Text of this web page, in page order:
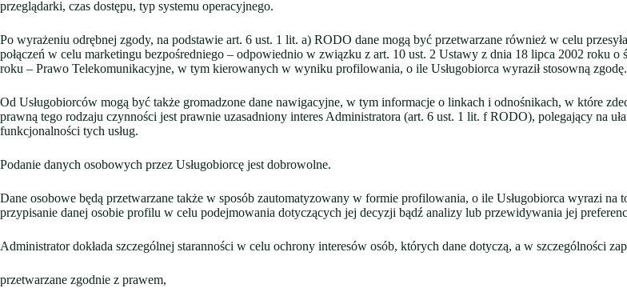
przeglądarki, czas dostępu, typ systemu operacyjnego.
Po wyrażeniu odrębnej zgody, na podstawie art. 6 ust. 1 lit. a) RODO dane mogą być przetwarzane również w celu
połączeń w celu marketingu bezpośredniego – odpowiednio w związku z art. 10 ust. 2 Ustawy z dnia 18 lipca 2002 roku
roku – Prawo Telekomunikacyjne, w tym kierowanych w wyniku profilowania, o ile Usługobiorca wyraził stosowną zgodę.
Od Usługobiorców mogą być także gromadzone dane nawigacyjne, w tym informacje o linkach i odnośnikach, w które
prawną tego rodzaju czynności jest prawnie uzasadniony interes Administratora (art. 6 ust. 1 lit. f RODO), polegający na
funkcjonalności tych usług.
Podanie danych osobowych przez Usługobiorcę jest dobrowolne.
Dane osobowe będą przetwarzane także w sposób zautomatyzowany w formie profilowania, o ile Usługobiorca wyrazi
przypisanie danej osobie profilu w celu podejmowania dotyczących jej decyzji bądź analizy lub przewidywania jej
Administrator dokłada szczególnej staranności w celu ochrony interesów osób, których dane dotyczą, a w szczególności
przetwarzane zgodnie z prawem,